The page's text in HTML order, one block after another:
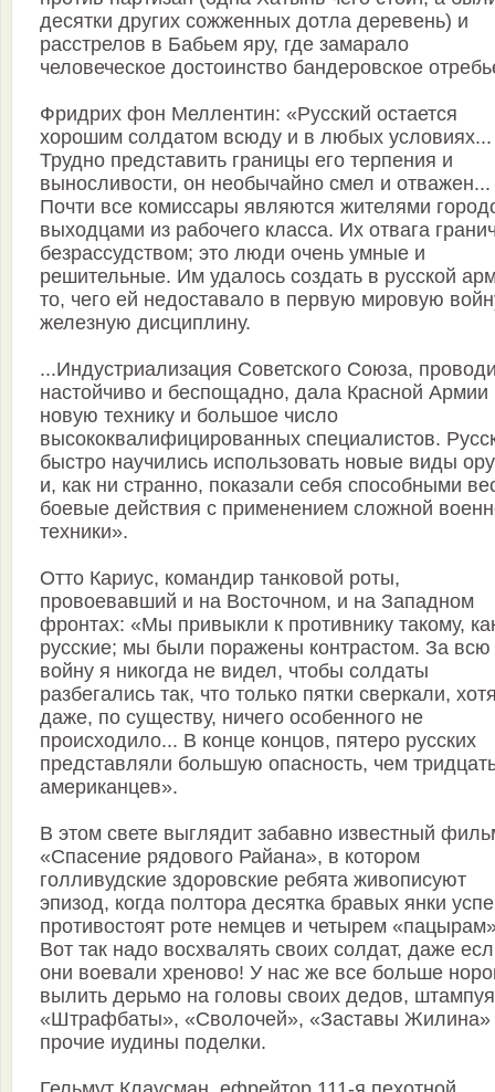
десятки других сожженных дотла деревень) и
расстрелов в Бабьем яру, где замарало
человеческое достоинство бандеровское
Фридрих фон Меллентин: «Русский остается
хорошим солдатом всюду и в любых условиях...
Трудно представить границы его терпения и
выносливости, он необычайно смел и отважен...
Почти все комиссары являются жителями
выходцами из рабочего класса. Их отвага
безрассудством; это люди очень умные и
решительные. Им удалось создать в русской
то, чего ей недоставало в первую мировую
железную дисциплину.
...Индустриализация Советского Союза,
настойчиво и беспощадно, дала Красной Армии
новую технику и большое число
высококвалифицированных специалистов.
быстро научились использовать новые виды
и, как ни странно, показали себя способными
боевые действия с применением сложной
техники».
Отто Кариус, командир танковой роты,
провоевавший и на Восточном, и на Западном
фронтах: «Мы привыкли к противнику такому,
русские; мы были поражены контрастом. За всю
войну я никогда не видел, чтобы солдаты
разбегались так, что только пятки сверкали,
даже, по существу, ничего особенного не
происходило... В конце концов, пятеро русских
представляли большую опасность, чем
американцев».
В этом свете выглядит забавно известный
«Спасение рядового Райана», в котором
голливудские здоровские ребята живописуют
эпизод, когда полтора десятка бравых янки
противостоят роте немцев и четырем
Вот так надо восхвалять своих солдат, даже
они воевали хреново! У нас же все больше
вылить дерьмо на головы своих дедов, штампуя
«Штрафбаты», «Сволочей», «Заставы Жилина»
прочие иудины поделки.